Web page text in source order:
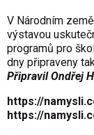
V Národním
výstavou
programů pro
dny připraveny
Připravil Ondřej
https://
https://